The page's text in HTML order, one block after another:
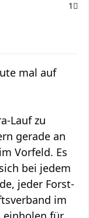
1
mal auf
Lauf zu
gerade an
Vorfeld. Es
bei jedem
jeder Forst-
im